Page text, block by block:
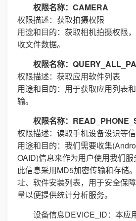
权限名称：CAMERA
权限描述：获取拍摄权限
用途和目的：获取相机拍摄权限
收文件数据。
权限名称：
权限描述：获取应用软件列表
用途和目的：用于获取应用列表
输。
权限名称：
权限描述：读取手机设备设识等
用途和目的：我们需要收集
OAID)信息来作为用户使用我们
此信息采用MD5加密传输和存储
址、软件安装列表，用于安全保
量以便提供统计分析服务。
设备信息DEVICE_ID：本应